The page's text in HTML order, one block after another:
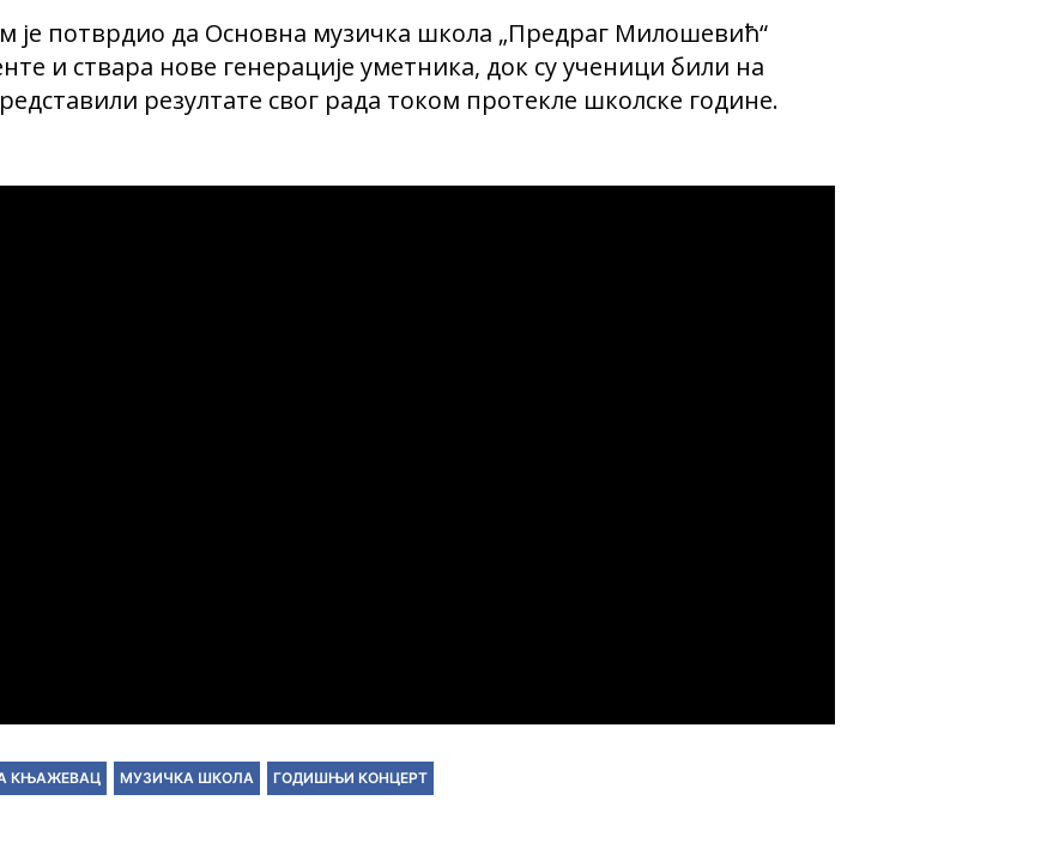
је потврдио да Основна музичка школа „Предраг Милошевић“
и ствара нове генерације уметника, док су ученици били на
резултате свог рада током протекле школске године.
КЊАЖЕВАЦ МУЗИЧКА ШКОЛА ГОДИШЊИ КОНЦЕРТ